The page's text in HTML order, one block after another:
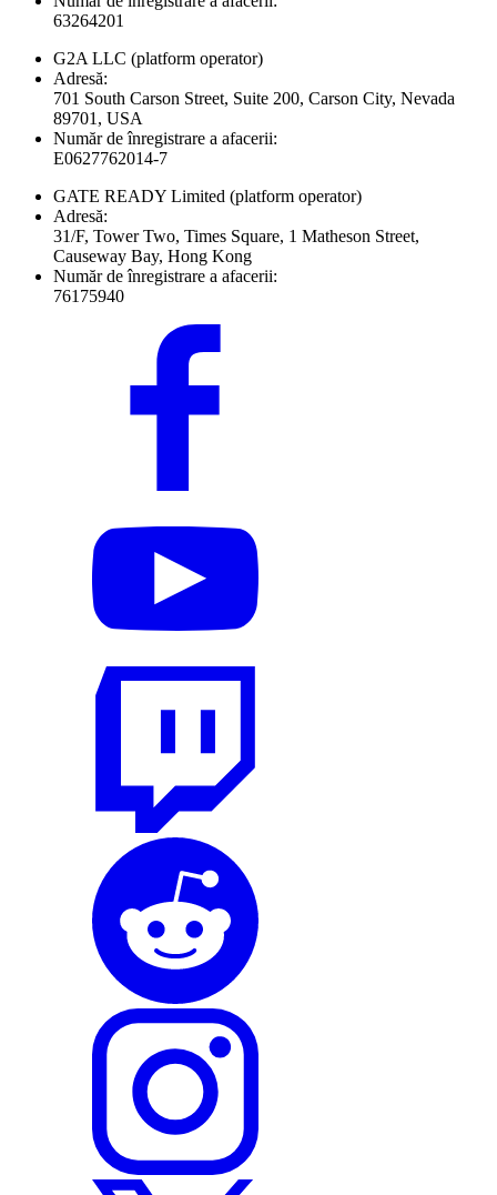
63264201
G2A LLC (platform operator)
Adresă:
701 South Carson Street, Suite 200, Carson City, Nevada
89701, USA
Număr de înregistrare a afacerii:
E0627762014-7
GATE READY Limited (platform operator)
Adresă:
31/F, Tower Two, Times Square, 1 Matheson Street,
Causeway Bay, Hong Kong
Număr de înregistrare a afacerii:
76175940